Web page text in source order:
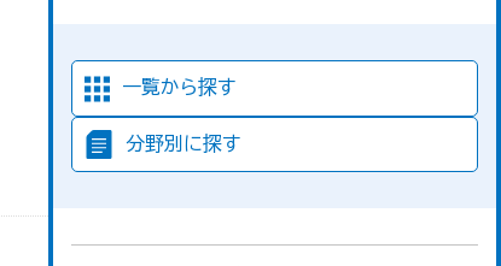
一覧から探す
分野別に探す